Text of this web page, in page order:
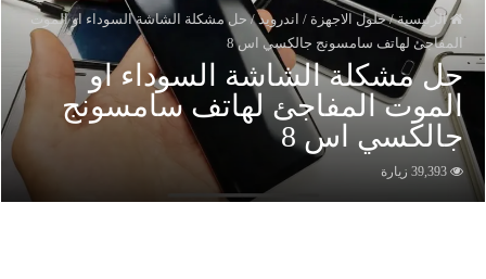
الرئيسية / حلول الاجهزة / اندرويد / حل مشكلة الشاشة السوداء او الموت
المفاجئ لهاتف سامسونج جالكسي اس 8
حل مشكلة الشاشة السوداء او
الموت المفاجئ لهاتف سامسونج
جالكسي اس 8
39,393 زيارة